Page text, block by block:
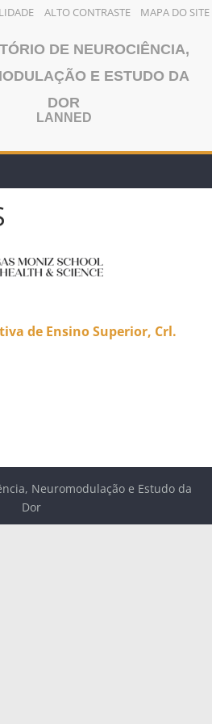
ALTO CONTRASTE MAPA DO SITE
DE NEUROCIÊNCIA,
E ESTUDO DA
DOR
LANNED
de Ensino Superior, Crl.
Neuromodulação e Estudo da
Dor